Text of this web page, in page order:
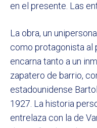
en el presente. Las
La obra, un
como protagonista al
encarna tanto a un
zapatero de barrio,
estadounidense
1927. La historia
entrelaza con la de